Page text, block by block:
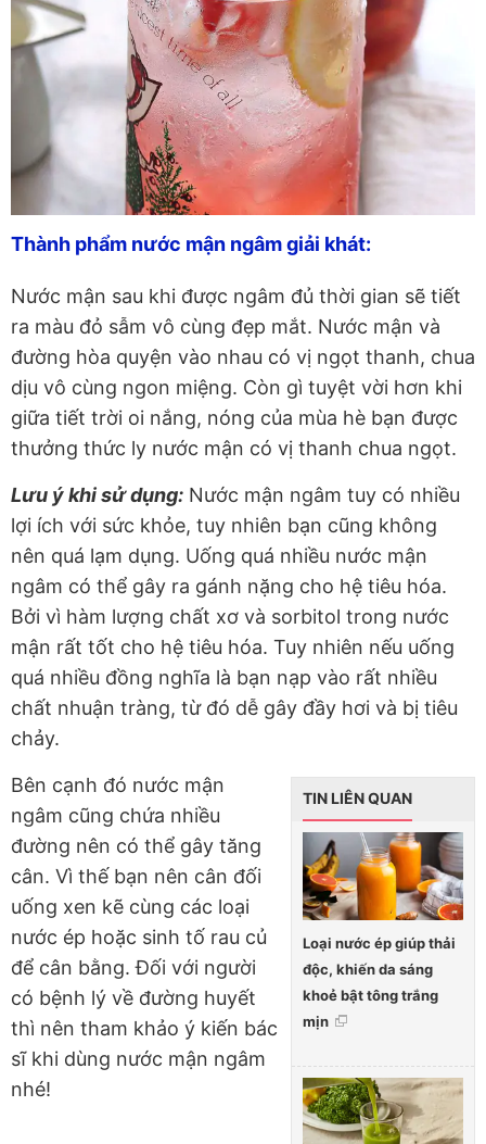
Thành phẩm nước mận ngâm giải khát:
Nước mận sau khi được ngâm đủ thời gian sẽ tiết
ra màu đỏ sẫm vô cùng đẹp mắt. Nước mận và
đường hòa quyện vào nhau có vị ngọt thanh, chua
dịu vô cùng ngon miệng. Còn gì tuyệt vời hơn khi
giữa tiết trời oi nắng, nóng của mùa hè bạn được
thưởng thức ly nước mận có vị thanh chua ngọt.
Lưu ý khi sử dụng: Nước mận ngâm tuy có nhiều
lợi ích với sức khỏe, tuy nhiên bạn cũng không
nên quá lạm dụng. Uống quá nhiều nước mận
ngâm có thể gây ra gánh nặng cho hệ tiêu hóa.
Bởi vì hàm lượng chất xơ và sorbitol trong nước
mận rất tốt cho hệ tiêu hóa. Tuy nhiên nếu uống
quá nhiều đồng nghĩa là bạn nạp vào rất nhiều
chất nhuận tràng, từ đó dễ gây đầy hơi và bị tiêu
chảy.
TIN LIÊN QUAN
Loại nước ép giúp thải
độc, khiến da sáng
khoẻ bật tông trắng
mịn
Bên cạnh đó nước mận
ngâm cũng chứa nhiều
đường nên có thể gây tăng
cân. Vì thế bạn nên cân đối
uống xen kẽ cùng các loại
nước ép hoặc sinh tố rau củ
để cân bằng. Đối với người
có bệnh lý về đường huyết
thì nên tham khảo ý kiến bác
sĩ khi dùng nước mận ngâm
nhé!